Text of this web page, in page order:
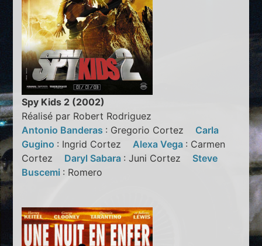
Spy Kids 2 (2002)
Réalisé par Robert Rodriguez
Antonio Banderas : Gregorio Cortez Carla
Gugino : Ingrid CortezAlexa Vega : Carmen
Cortez Daryl Sabara : Juni Cortez Steve
Buscemi : Romero